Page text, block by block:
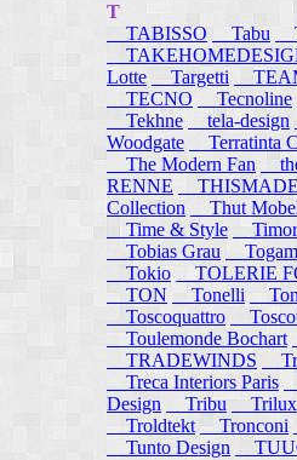
T
TABISSO
Tabu
Lotte
Targetti
TECNO
Tecnoline
Tekhne
tela-design
Woodgate
Terratinta
The Modern Fan
RENNE
THISMADE
Collection
Thut
Time & Style
Tobias Grau
Tokio
TOLERIE
TON
Tonelli
Toscoquattro
Toulemonde Bochart
TRADEWINDS
Treca Interiors Paris
Design
Tribu Trilux
Troldtekt Tronconi
Tunto Design